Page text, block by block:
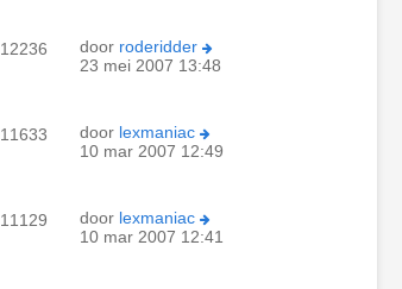
12236 door roderidder
23 mei 2007 13:48
11633 door lexmaniac
10 mar 2007 12:49
11129 door lexmaniac
10 mar 2007 12:41